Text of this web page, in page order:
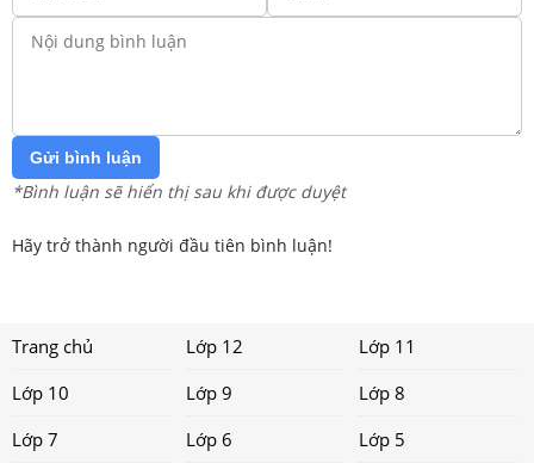
Gửi bình luận
*Bình luận sẽ hiển thị sau khi được duyệt
Hãy trở thành người đầu tiên bình luận!
Trang chủ Lớp 12
Lớp 11
Lớp 10
Lớp 9
Lớp 8
Lớp 7
Lớp 6 Lớp 5